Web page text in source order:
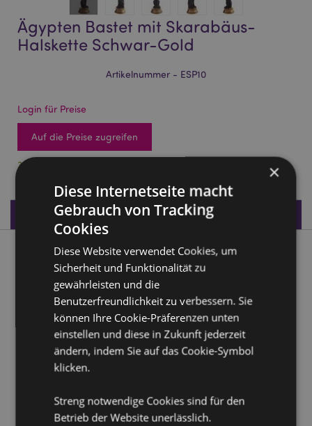
Ägypten Bastet mit Skarabäus-
Halskette Schwar-Gold
Artikelnummer - ESP10
Login für Preise
Auf die Preise zugreifen
348 auf Lager
Produktdaten
Produktbeschreibung
Ägypten Bastet mit Skarabäus-Halskette Schwar-Gold
Material: Harz
Produkttressourcen:
Möchten Sie mehr über den Einkauf bei Puckator
×
Diese Internetseite macht
Gebrauch von Tracking
Cookies
Diese Website verwendet Cookies, um
Sicherheit und Funktionalität zu
gewährleisten und die
Benutzerfreundlichkeit zu verbessern. Sie
können Ihre Cookie-Präferenzen unten
einstellen und diese in Zukunft jederzeit
ändern, indem Sie auf das Cookie-Symbol
klicken.
Streng notwendige Cookies sind für den
Betrieb der Website unerlässlich.